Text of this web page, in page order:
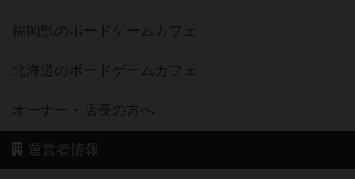
福岡県のボードゲームカフェ
北海道のボードゲームカフェ
オーナー・店長の方へ
運営者情報